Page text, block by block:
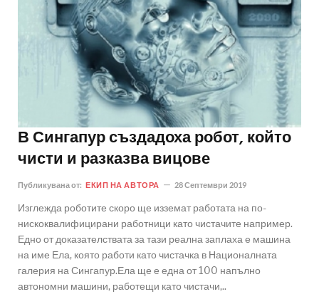
В Сингапур създадоха робот, който
чисти и разказва вицове
Публикувана от: ЕКИП НА АВТОРА 28 Септември 2019
Изглежда роботите скоро ще изземат работата на по-
нискоквалифицирани работници като чистачите например.
Едно от доказателствата за тази реална заплаха е машина
на име Ела, която работи като чистачка в Националната
галерия на Сингапур.Ела ще е една от 100 напълно
автономни машини, работещи като чистачи,..